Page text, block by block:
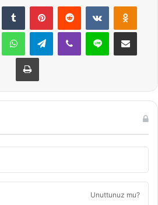
Tumblr PinterestReddit VKontakte
WhatsAppTelegramViber Line E-Posta ile
Yazdır
Unuttunuz mu?